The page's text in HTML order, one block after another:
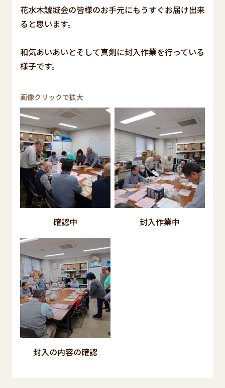
花水木鯱城会の皆様のお手元にもうすぐお届け出来
ると思います。
和気あいあいとそして真剣に封入作業を行っている
様子です。
画像クリックで拡大
確認中 封入作業中
封入の内容の確認